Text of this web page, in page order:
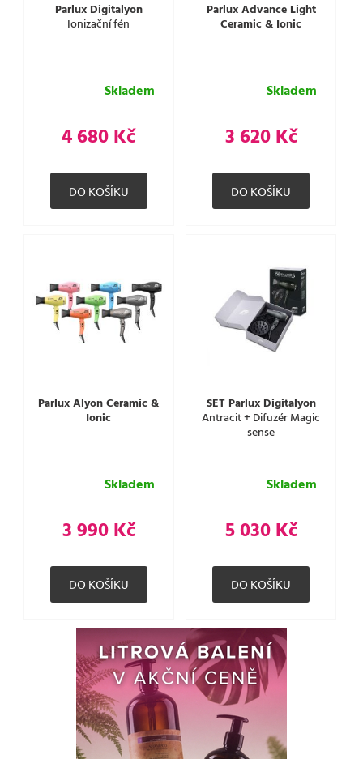
Parlux Digitalyon
Ionizační fén
Skladem
4 680 Kč
Parlux Advance Light
Ceramic & Ionic
Skladem
3 620 Kč
Parlux Alyon Ceramic &
Ionic
Skladem
3 990 Kč
SET Parlux Digitalyon
Antracit + Difuzér Magic
sense
Skladem
5 030 Kč